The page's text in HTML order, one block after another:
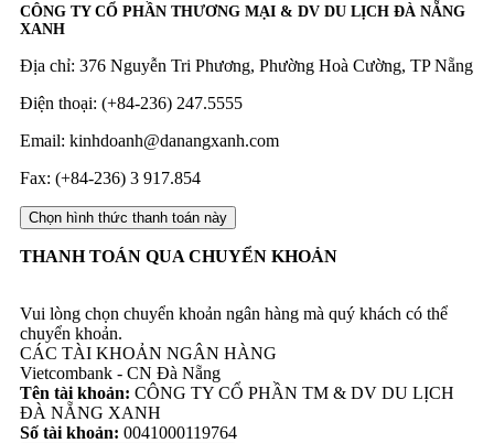
CÔNG TY CỔ PHẦN THƯƠNG MẠI & DV DU LỊCH ĐÀ NẴNG
XANH
Địa chỉ: 376 Nguyễn Tri Phương, Phường Hoà Cường, TP Nẵng
Điện thoại: (+84-236) 247.5555
Email: kinhdoanh@danangxanh.com
Fax: (+84-236) 3 917.854
THANH TOÁN QUA CHUYỂN KHOẢN
Vui lòng chọn chuyển khoản ngân hàng mà quý khách có thể
chuyển khoản.
CÁC TÀI KHOẢN NGÂN HÀNG
Vietcombank - CN Đà Nẵng
Tên tài khoản: CÔNG TY CỔ PHẦN TM & DV DU LỊCH
ĐÀ NẴNG XANH
Số tài khoản: 0041000119764